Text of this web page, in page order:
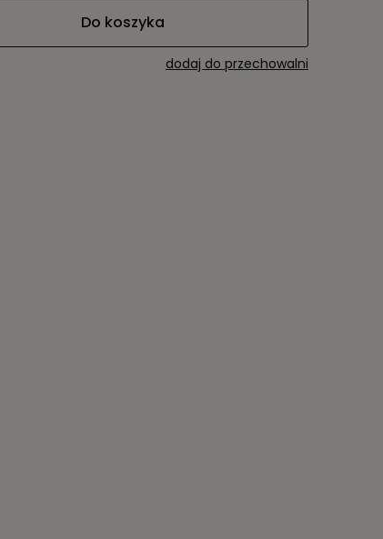
Do koszyka
dodaj do przechowalni